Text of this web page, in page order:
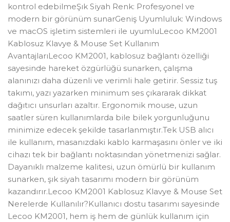
kontrol edebilmeŞık Siyah Renk: Profesyonel ve
modern bir görünüm sunarGeniş Uyumluluk: Windows
ve macOS işletim sistemleri ile uyumluLecoo KM2001
Kablosuz Klavye & Mouse Set Kullanım
AvantajlarıLecoo KM2001, kablosuz bağlantı özelliği
sayesinde hareket özgürlüğü sunarken, çalışma
alanınızı daha düzenli ve verimli hale getirir. Sessiz tuş
takımı, yazı yazarken minimum ses çıkararak dikkat
dağıtıcı unsurları azaltır. Ergonomik mouse, uzun
saatler süren kullanımlarda bile bilek yorgunluğunu
minimize edecek şekilde tasarlanmıştır.Tek USB alıcı
ile kullanım, masanızdaki kablo karmaşasını önler ve iki
cihazı tek bir bağlantı noktasından yönetmenizi sağlar.
Dayanıklı malzeme kalitesi, uzun ömürlü bir kullanım
sunarken, şık siyah tasarımı modern bir görünüm
kazandırır.Lecoo KM2001 Kablosuz Klavye & Mouse Set
Nerelerde Kullanılır?Kullanıcı dostu tasarımı sayesinde
Lecoo KM2001, hem iş hem de günlük kullanım için